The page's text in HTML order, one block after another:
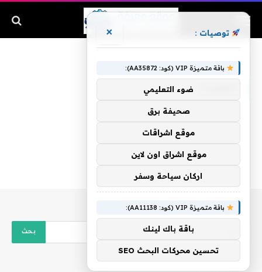
توصيات : ×
باقة متميزة VIP (كود: AA35872):
ضوء التعليمي
صحيفة برق
موقع اشراقات
موقع اشراق اون لاين
اركان سياحة وسفر
باقة متميزة VIP (كود: AA11138):
باقة باك لينك
تحسين محركات البحث SEO